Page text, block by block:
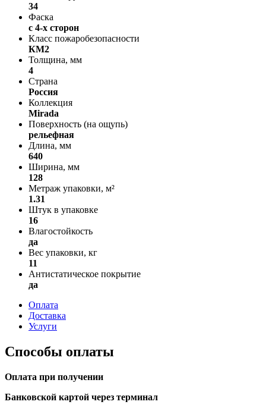
34
Фаска
с 4-х сторон
Класс пожаробезопасности
КМ2
Толщина, мм
4
Страна
Россия
Коллекция
Mirada
Поверхность (на ощупь)
рельефная
Длина, мм
640
Ширина, мм
128
Метраж упаковки, м²
1.31
Штук в упаковке
16
Влагостойкость
да
Вес упаковки, кг
11
Антистатическое покрытие
да
Оплата
Доставка
Услуги
Способы оплаты
Оплата при получении
Банковской картой через терминал